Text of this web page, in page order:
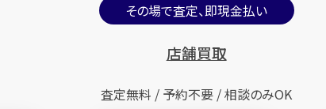
その場で査定、即現金払い
店舗買取
査定無料 / 予約不要 / 相談のみOK